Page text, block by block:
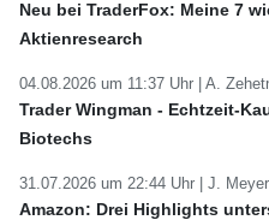
Neu bei TraderFox: Meine 7
Aktienresearch
04.08.2026 um 11:37 Uhr | A.
Trader Wingman - Echtzeit-
Biotechs
31.07.2026 um 22:44 Uhr | J. Meyer
Amazon: Drei Highlights